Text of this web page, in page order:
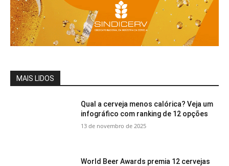
MAIS LIDOS
Qual a cerveja menos calórica? Veja um
infográfico com ranking de 12 opções
13 de novembro de 2025
World Beer Awards premia 12 cervejas